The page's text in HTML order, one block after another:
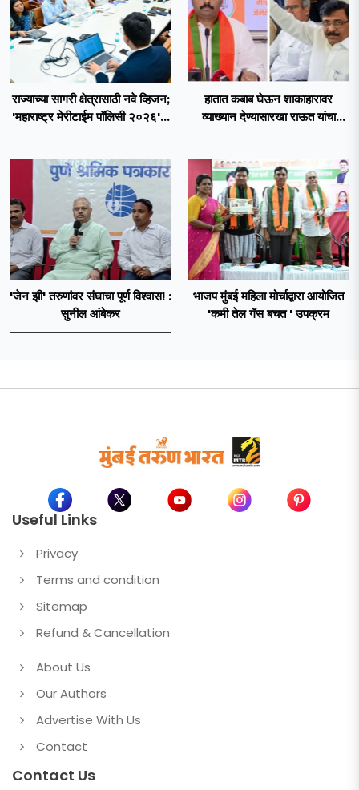
राज्याच्या सागरी क्षेत्रासाठी नवे व्हिजन;
'महाराष्ट्र मेरीटाईम पॉलिसी २०२६'चा
प्रस्ताव
हातात कबाब घेऊन शाकाहारावर
व्याख्यान देण्यासारखा राऊत यांचा
प्रयत्न - नवनाथ बन
'जेन झी' तरुणांवर संघाचा पूर्ण विश्वास! :
सुनील आंबेकर
भाजप मुंबई महिला मोर्चाद्वारा आयोजित
'कमी तेल गॅस बचत ' उपक्रम
Useful Links
Privacy
Terms and condition
Sitemap
Refund & Cancellation
About Us
Our Authors
Advertise With Us
Contact
Contact Us